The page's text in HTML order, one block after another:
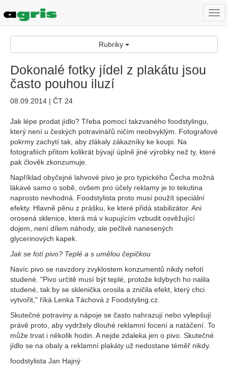
Rubriky
Dokonalé fotky jídel z plakátu jsou
často pouhou iluzí
08.09.2014 | ČT 24
Jak lépe prodat jídlo? Třeba pomocí takzvaného foodstylingu,
který není u českých potravinářů ničím neobvyklým. Fotografové
pokrmy zachytí tak, aby zlákaly zákazníky ke koupi. Na
fotografiích přitom kolikrát bývají úplně jiné výrobky než ty, které
pak člověk zkonzumuje.
Například obyčejné lahvové pivo je pro typického Čecha možná
lákavé samo o sobě, ovšem pro účely reklamy je to tekutina
naprosto nevhodná. Foodstylista proto musí použít speciální
efekty. Hlavně pěnu z prášku, ke které přidá stabilizátor. Ani
orosená sklenice, která má v kupujícím vzbudit osvěžující
dojem, není dílem náhody, ale pečlivě nanesených
glycerinových kapek.
Jak se fotí pivo? Teplé a s umělou čepičkou
Navíc pivo se navzdory zvyklostem konzumentů nikdy nefotí
studené. "Pivo určitě musí být teplé, protože kdybych ho nalila
studené, tak by se sklenička orosila a zničila efekt, který chci
vytvořit," říká Lenka Táchová z Foodstyling.cz.
Skutečné potraviny a nápoje se často nahrazují nebo vylepšují
právě proto, aby vydržely dlouhé reklamní focení a natáčení. To
může trvat i několik hodin. A nejde zdaleka jen o pivo. Skutečné
jídlo se na obaly a reklamní plakáty už nedostane téměř nikdy.
foodstylista Jan Hajný